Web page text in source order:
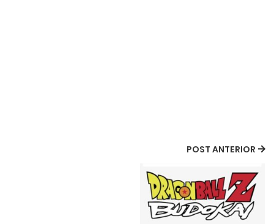
POST ANTERIOR